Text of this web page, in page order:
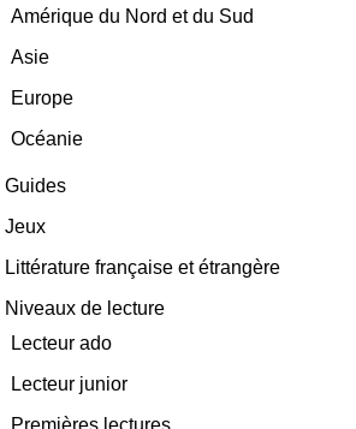
Amérique du Nord et du Sud
Asie
Europe
Océanie
Guides
Jeux
Littérature française et étrangère
Niveaux de lecture
Lecteur ado
Lecteur junior
Premières lectures